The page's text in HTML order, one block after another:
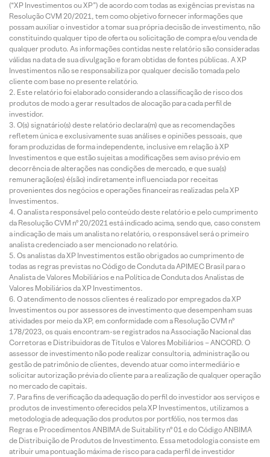
(“XP Investimentos ou XP”) de acordo com todas as exigências previstas na
Resolução CVM 20/2021, tem como objetivo fornecer informações que
possam auxiliar o investidor a tomar sua própria decisão de investimento, não
constituindo qualquer tipo de oferta ou solicitação de compra e/ou venda de
qualquer produto. As informações contidas neste relatório são consideradas
válidas na data de sua divulgação e foram obtidas de fontes públicas. A XP
Investimentos não se responsabiliza por qualquer decisão tomada pelo
cliente com base no presente relatório.
Este relatório foi elaborado considerando a classificação de risco dos
produtos de modo a gerar resultados de alocação para cada perfil de
investidor.
O(s) signatário(s) deste relatório declara(m) que as recomendações
refletem única e exclusivamente suas análises e opiniões pessoais, que
foram produzidas de forma independente, inclusive em relação à XP
Investimentos e que estão sujeitas a modificações sem aviso prévio em
decorrência de alterações nas condições de mercado, e que sua(s)
remuneração(es) é(são) indiretamente influenciada por receitas
provenientes dos negócios e operações financeiras realizadas pela XP
Investimentos.
O analista responsável pelo conteúdo deste relatório e pelo cumprimento
da Resolução CVM nº 20/2021 está indicado acima, sendo que, caso constem
a indicação de mais um analista no relatório, o responsável será o primeiro
analista credenciado a ser mencionado no relatório.
Os analistas da XP Investimentos estão obrigados ao cumprimento de
todas as regras previstas no Código de Conduta da APIMEC Brasil para o
Analista de Valores Mobiliários e na Política de Conduta dos Analistas de
Valores Mobiliários da XP Investimentos.
O atendimento de nossos clientes é realizado por empregados da XP
Investimentos ou por assessores de investimento que desempenham suas
atividades por meio da XP, em conformidade com a Resolução CVM nº
178/2023, os quais encontram-se registrados na Associação Nacional das
Corretoras e Distribuidoras de Títulos e Valores Mobiliários – ANCORD. O
assessor de investimento não pode realizar consultoria, administração ou
gestão de patrimônio de clientes, devendo atuar como intermediário e
solicitar autorização prévia do cliente para a realização de qualquer operação
no mercado de capitais.
Para fins de verificação da adequação do perfil do investidor aos serviços e
produtos de investimento oferecidos pela XP Investimentos, utilizamos a
metodologia de adequação dos produtos por portfólio, nos termos das
Regras e Procedimentos ANBIMA de Suitability nº 01 e do Código ANBIMA
de Distribuição de Produtos de Investimento. Essa metodologia consiste em
atribuir uma pontuação máxima de risco para cada perfil de investidor